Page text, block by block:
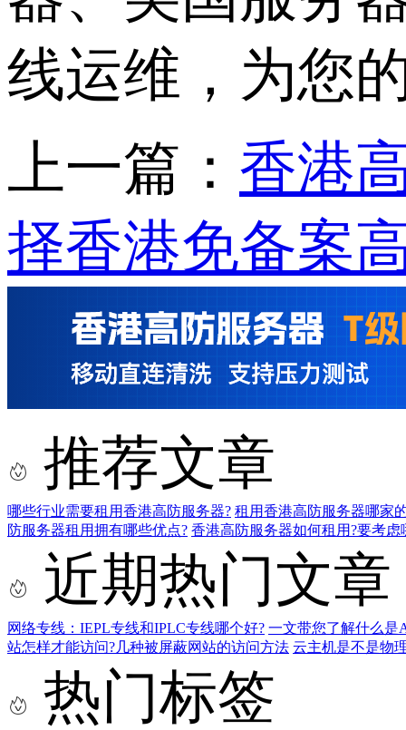
线运维，为您
上一篇： 香港
择香港免备案
推荐文章
哪些行业需要租用香港高防服务器? 租用香港高防服务器哪家
防服务器租用拥有哪些优点? 香港高防服务器如何租用?要考虑
近期热门文章
网络专线：IEPL专线和IPLC专线哪个好? 一文带您了解什么是
站怎样才能访问?几种被屏蔽网站的访问方法 云主机是不是物
热门标签